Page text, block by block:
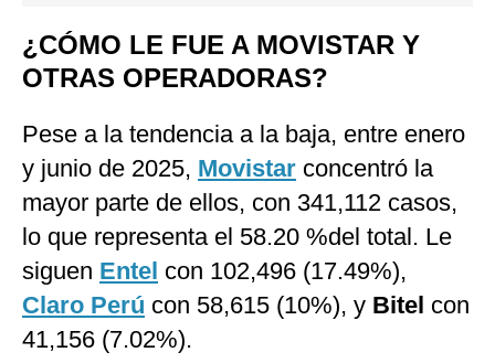
¿CÓMO LE FUE A MOVISTAR Y
OTRAS OPERADORAS?
Pese a la tendencia a la baja, entre enero
y junio de 2025, Movistar concentró la
mayor parte de ellos, con 341,112 casos,
lo que representa el 58.20 %del total. Le
siguen Entel con 102,496 (17.49%),
Claro Perú con 58,615 (10%), y Bitel con
41,156 (7.02%).